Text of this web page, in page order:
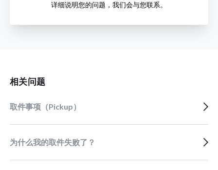
相关问题
取件事项（Pickup）
为什么我的取件失败了？
详细说明您的问题，我们会与您联系。